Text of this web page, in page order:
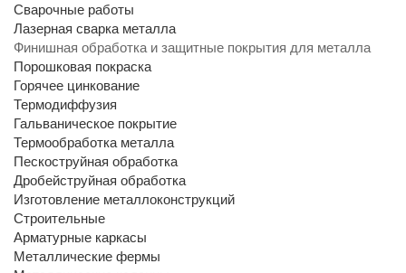
Сварочные работы
Лазерная сварка металла
Финишная обработка и защитные покрытия для металла
Порошковая покраска
Горячее цинкование
Термодиффузия
Гальваническое покрытие
Термообработка металла
Пескоструйная обработка
Дробейструйная обработка
Изготовление металлоконструкций
Строительные
Арматурные каркасы
Металлические фермы